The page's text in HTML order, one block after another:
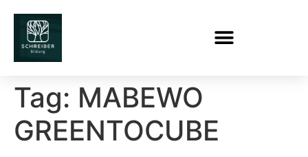
Tag: MABEWO
GREENTOCUBE